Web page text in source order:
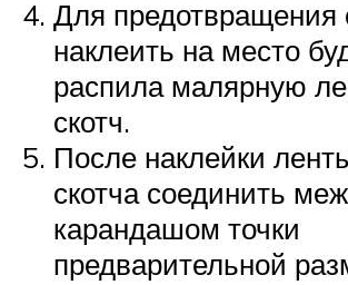
Для предотвращения
наклеить на место
распила малярную
скотч.
После наклейки
скотча соединить
карандашом точки
предварительной